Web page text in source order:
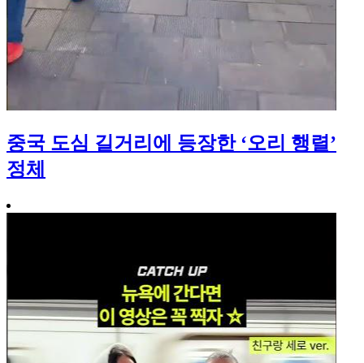
중국 도심 길거리에 등장한 ‘오리 행렬’
정체